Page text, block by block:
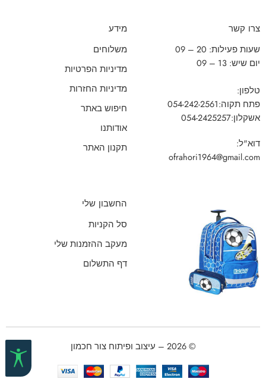
צרו קשר
שעות פעילות: 20 – 09
יום שיש: 13 – 09
טלפון:
פתח תקוה:054-242-2561
אשקלון:054-2425257
דוא"ל:
ofrahori1964@gmail.com
מידע
משלוחים
מדיניות הפרטיות
מדיניות החזרות
חיפוש באתר
אודותנו
תקנון האתר
החשבון שלי
סל הקניות
מעקב ההזמנות שלי
דף התשלום
© 2026 – עיצוב ופיתוח צור חכמון